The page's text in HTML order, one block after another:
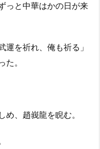
っと中華はかの日が来
を祈れ、俺も祈る」
。
、趙峩龍を睨む。